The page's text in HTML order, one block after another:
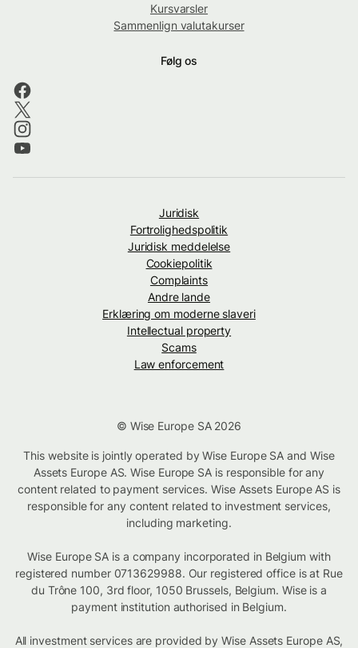
Kursvarsler
Sammenlign valutakurser
Følg os
Juridisk
Fortrolighedspolitik
Juridisk meddelelse
Cookiepolitik
Complaints
Andre lande
Erklæring om moderne slaveri
Intellectual property
Scams
Law enforcement
© Wise Europe SA 2026
This website is jointly operated by Wise Europe SA and Wise
Assets Europe AS. Wise Europe SA is responsible for any
content related to payment services. Wise Assets Europe AS is
responsible for any content related to investment services,
including marketing.
Wise Europe SA is a company incorporated in Belgium with
registered number 0713629988. Our registered office is at Rue
du Trône 100, 3rd floor, 1050 Brussels, Belgium. Wise is a
payment institution authorised in Belgium.
All investment services are provided by Wise Assets Europe AS,